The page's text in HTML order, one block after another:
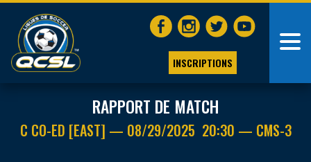
INSCRIPTIONS
RAPPORT DE MATCH
C CO-ED [EAST] — 08/29/2025 20:30 — CMS-3